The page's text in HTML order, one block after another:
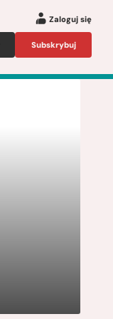
Zaloguj się
Subskrybuj